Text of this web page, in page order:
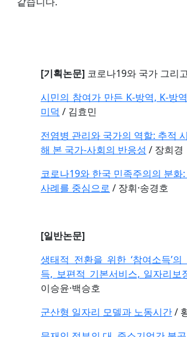
[기획논문] 코로나19와 국가 그리
시민의 참여가 만든 K-방역, K-방
미덕 / 김효민
전염병 관리와 국가의 역할: 추적
해 본 국가-사회의 반응성 / 장희경
코로나19와 한국 민족주의의 분화:
사례를 중심으로 / 장휘·송경호
[일반논문]
생태적 전환을 위한 ‘참여소득’
득, 보편적 기본서비스, 일자리보
이승윤·백승호
군산형 일자리 모델과 노동시간/